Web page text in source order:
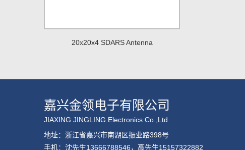
20x20x4 SDARS Antenna
嘉兴金领电子有限公司
JIAXING JINGLING Electronics Co.,Ltd
地址：浙江省嘉兴市南湖区振业路398号
手机：沈先生13666788546，高先生15157322882